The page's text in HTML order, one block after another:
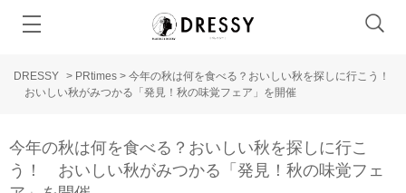
DRESSY > PRtimes > 今年の秋は何を食べる？おいしい秋を探しに行こう！
おいしい秋がみつかる「発見！秋の味覚フェア」を開催
今年の秋は何を食べる？おいしい秋を探しに行こ
う！ おいしい秋がみつかる「発見！秋の味覚フェ